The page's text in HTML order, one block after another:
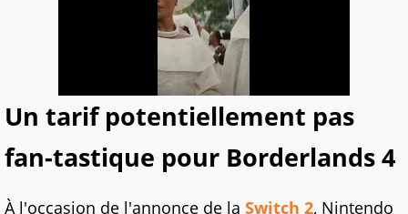
Un tarif potentiellement pas
fan-tastique pour Borderlands 4
À l'occasion de l'annonce de la Switch 2, Nintendo